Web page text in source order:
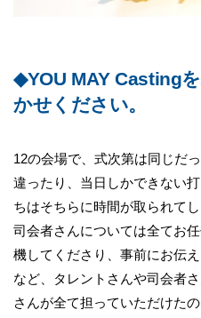
◆YOU MAY Casting
かせください。
12の会場で、式次第は同じだ
違ったり、当日しかできない
ちはそちらに時間が取られて
司会者さんについては全てお
機してくださり、 事前にお伝
など、タレントさんや司会者
さんが全て担っていただけた